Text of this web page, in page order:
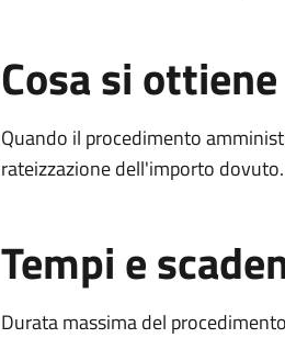
Cosa si ottiene
Quando il procedimento
rateizzazione dell'importo dovuto.
Tempi e
Durata massima del